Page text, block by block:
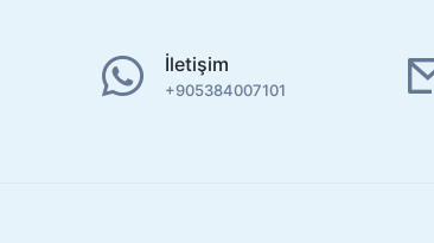
İletişim
+905384007101